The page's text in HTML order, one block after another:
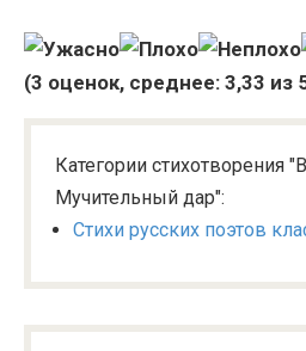
(3 оценок, среднее: 3,33 из
Категории стихотворения
Мучительный дар":
Стихи русских поэтов